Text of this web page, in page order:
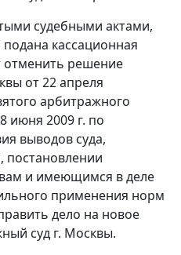
судебными актами,
кассационная
отменить решение
от 22 апреля
арбитражного
июня 2009 г. по
выводов суда,
и имеющимся в деле
применения норм
дело на новое
суд г. Москвы.